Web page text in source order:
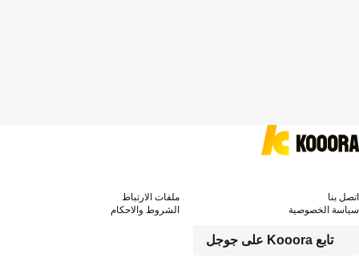
تابع Kooora على جوجل
اتصل بنا
ملفات الارتباط
سياسة الخصوصية
الشروط والاحكام